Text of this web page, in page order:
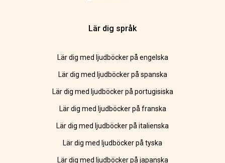
Lär dig språk
Lär dig med ljudböcker på engelska
Lär dig med ljudböcker på spanska
Lär dig med ljudböcker på portugisiska
Lär dig med ljudböcker på franska
Lär dig med ljudböcker på italienska
Lär dig med ljudböcker på tyska
Lär dig med ljudböcker på japanska